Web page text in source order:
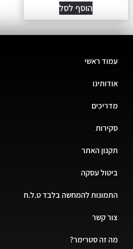
הוסף לסל
עמוד ראשי
אודותינו
מדריכים
סקירות
תקנון האתר
ביטול עסקה
התמונות להמחשה בלבד ט.ל.ח
צור קשר
מה זה סטרימר?